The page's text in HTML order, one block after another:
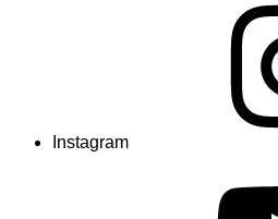
Instagram